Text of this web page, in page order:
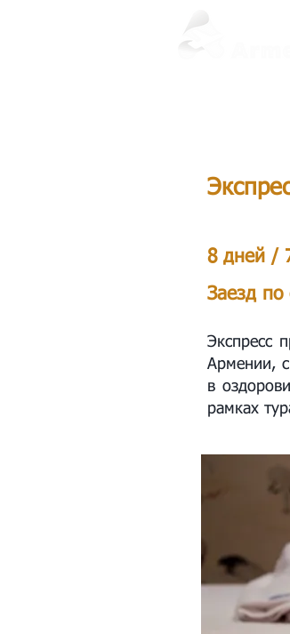
8 дней /
Заезд по
Экспресс
Армении,
в
рамках